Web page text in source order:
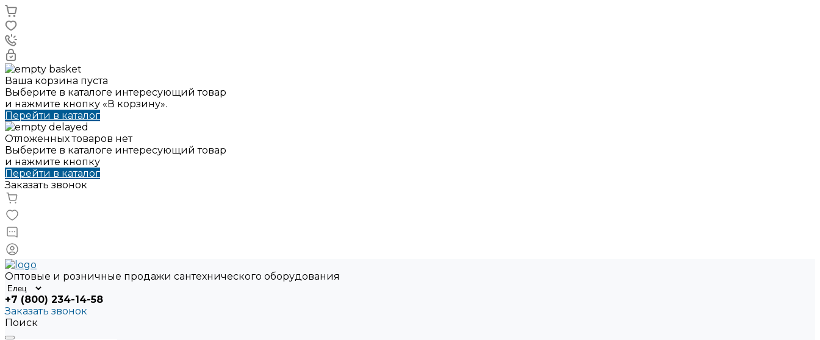
Ваша корзина пуста
Выберите в каталоге интересующий товар
и нажмите кнопку «В корзину».
Перейти в каталог
Отложенных товаров нет
Выберите в каталоге интересующий товар
и нажмите кнопку
Перейти в каталог
Заказать звонок
Оптовые и розничные продажи сантехнического оборудования
+7 (800) 234-14-58
Заказать звонок
Поиск